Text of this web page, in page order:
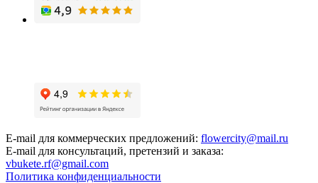
E-mail для коммерческих предложений: flowercity@mail.ru
E-mail для консультаций, претензий и заказа:
vbukete.rf@gmail.com
Политика конфиденциальности